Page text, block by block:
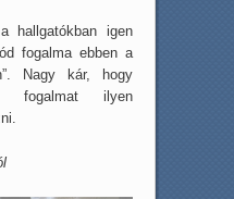
hallgatókban igen
fogalma ebben a
Nagy kár, hogy
fogalmat ilyen